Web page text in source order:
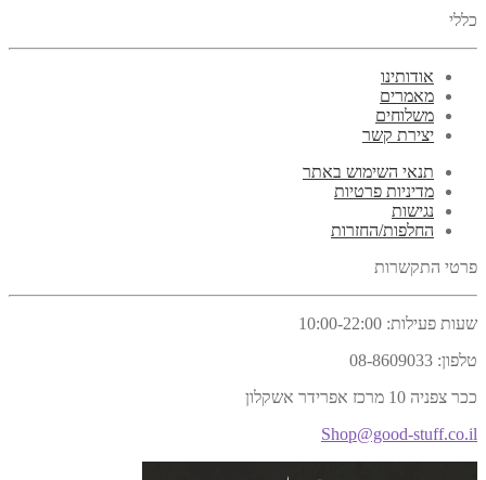
כללי
אודותינו
מאמרים
משלוחים
יצירת קשר
תנאי השימוש באתר
מדיניות פרטיות
נגישות
החלפות/החזרות
פרטי התקשרות
שעות פעילות: 10:00-22:00
טלפון: 08-8609033
ככר צפניה 10 מרכז אפרידר אשקלון
Shop@good-stuff.co.il